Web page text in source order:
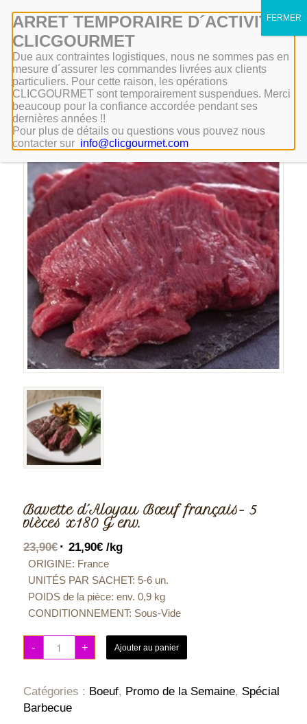
Mon compte
Promo !
Bavette d´Aloyau Bœuf français- 5
pièces x180 G env.
23,90€ 21,90€ /kg
ORIGINE: France
UNITÉS PAR SACHET: 5-6 un.
POIDS de la pièce: env. 0,9 kg
CONDITIONNEMENT: Sous-Vide
- + Ajouter au panier
Catégories : Boeuf, Promo de la Semaine, Spécial
Barbecue
ARRET TEMPORAIRE D´ACTIVITÉ
CLICGOURMET
Due aux contraintes logistiques, nous ne sommes pas en
mesure d´assurer les commandes livrées aux clients
particuliers. Pour cette raison, les opérations
CLICGOURMET sont temporairement suspendues. Merci
beaucoup pour la confiance accordée pendant ses
dernières années !!
Pour plus de détails ou questions vous pouvez nous
contacter sur info@clicgourmet.com